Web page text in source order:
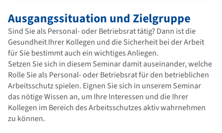
Ausgangssituation und Zielgruppe
Sind Sie als Personal- oder Betriebsrat tätig? Dann ist die
Gesundheit Ihrer Kollegen und die Sicherheit bei der Arbeit
für Sie bestimmt auch ein wichtiges Anliegen.
Setzen Sie sich in diesem Seminar damit auseinander, welche
Rolle Sie als Personal- oder Betriebsrat für den betrieblichen
Arbeitsschutz spielen. Eignen Sie sich in unserem Seminar
das nötige Wissen an, um Ihre Interessen und die Ihrer
Kollegen im Bereich des Arbeitsschutzes aktiv wahrnehmen
zu können.